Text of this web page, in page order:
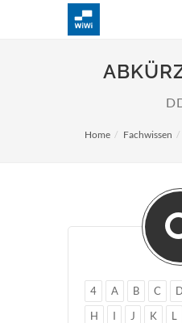
Home Fachwissen
4 A B C
H
I J K L